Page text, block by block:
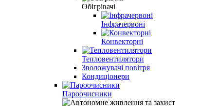
Обігрівачі
Інфрачервоні
Конвекторні
Тепловентилятори
Зволожувачі повітря
Кондиціонери
Пароочисники